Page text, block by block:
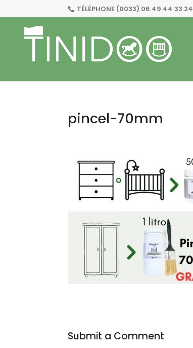
TÉLÉPHONE (0033) 06 49 44 33 24
pincel-70mm
Submit a Comment